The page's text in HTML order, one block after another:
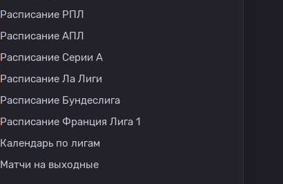
Расписание РПЛ
Расписание АПЛ
Расписание Серии А
Расписание Ла Лиги
Расписание Бундеслига
Расписание Франция Лига 1
Календарь по лигам
Матчи на выходные